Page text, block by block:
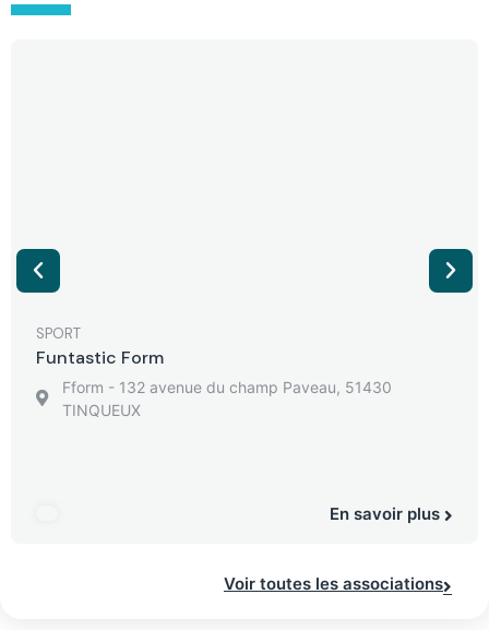
SPORT
Funtastic Form
Fform - 132 avenue du champ Paveau, 51430
TINQUEUX
En savoir plus
Voir toutes les associations